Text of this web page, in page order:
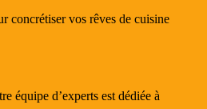
concrétiser vos rêves de cuisine
équipe d’experts est dédiée à